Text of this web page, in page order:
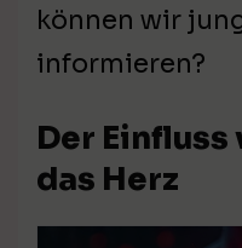
können wir
informieren?
Der Einfluss
das Herz